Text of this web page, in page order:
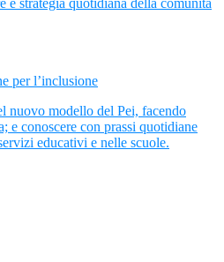
e strategia quotidiana della comunità
per l’inclusione
nuovo modello del Pei, facendo
e conoscere con prassi quotidiane
educativi e nelle scuole.